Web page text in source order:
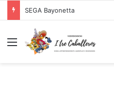
SEGA Bayonetta
Menu